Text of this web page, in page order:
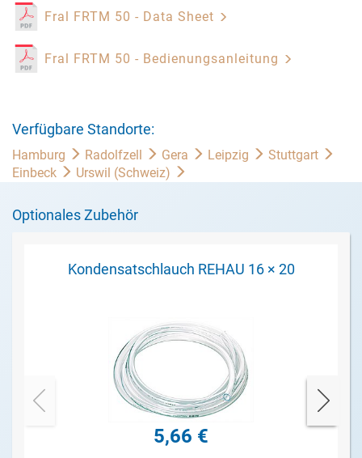
Fral FRTM 50 - Data Sheet
Fral FRTM 50 - Bedienungsanleitung
Verfügbare Standorte:
Hamburg Radolfzell Gera Leipzig
Stuttgart
Einbeck
Urswil (Schweiz)
Optionales Zubehör
Kondensatschlauch REHAU 16 × 20
5,66 €